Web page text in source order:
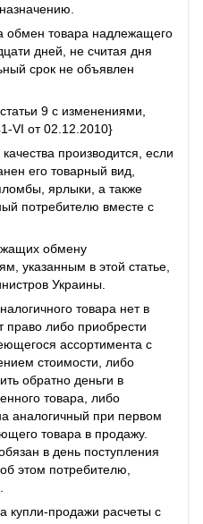
обмен товара надлежащего
дней, не считая дня
срок не объявлен
9 с изменениями,
VI от 02.12.2010}
производится, если
его товарный вид,
ярлыки, а также
потребителю вместе с
обмену
указанным в этой статье,
Украины.
товара нет в
право либо приобрести
ассортимента с
стоимости, либо
обратно деньги в
товара, либо
аналогичный при первом
товара в продажу.
в день поступления
этом потребителю,
купли-продажи расчеты с